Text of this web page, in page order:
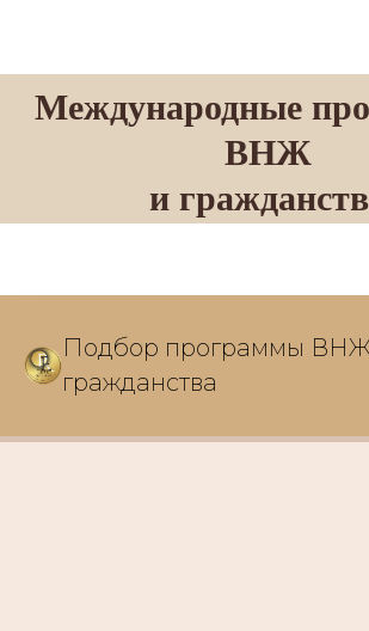
Международные
ВНЖ
и
Подбор программы
гражданства